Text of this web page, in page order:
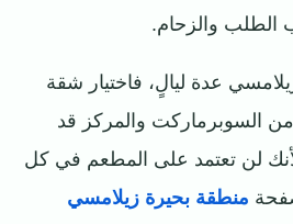
الطلب والزحام.
عدة ليالٍ، فاختيار شقة
السوبرماركت والمركز قد
لأنك لن تعتمد على المطعم في كل
منطقة بحيرة زيلامسي